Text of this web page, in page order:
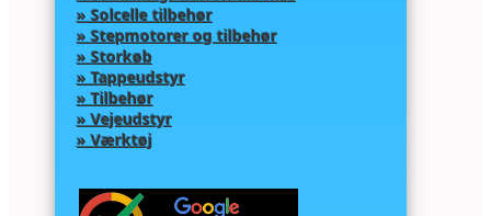
» Solcelle tilbehør
» Stepmotorer og tilbehør
» Storkøb
» Tappeudstyr
» Tilbehør
» Vejeudstyr
» Værktøj